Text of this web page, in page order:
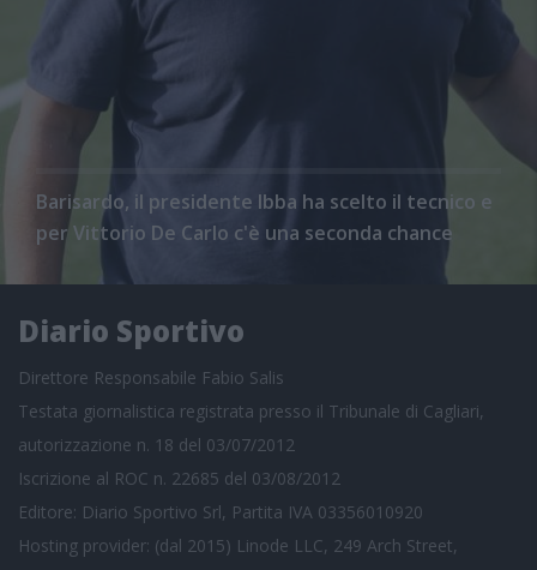
Barisardo, il presidente Ibba ha scelto il tecnico e
per Vittorio De Carlo c'è una seconda chance
Diario Sportivo
Direttore Responsabile Fabio Salis
Testata giornalistica registrata presso il Tribunale di Cagliari,
autorizzazione n. 18 del 03/07/2012
Iscrizione al ROC n. 22685 del 03/08/2012
Editore: Diario Sportivo Srl, Partita IVA 03356010920
Hosting provider: (dal 2015) Linode LLC, 249 Arch Street,